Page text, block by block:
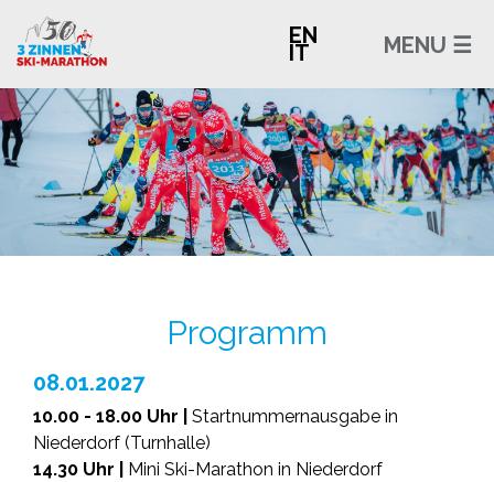
EN
IT MENU ☰
Programm
08.01.2027
10.00 - 18.00 Uhr |
Startnummernausgabe in
Niederdorf (Turnhalle)
14.30 Uhr | Mini Ski-Marathon in Niederdorf